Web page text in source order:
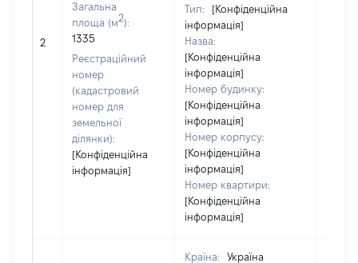
2
Загальна
площа (м2):
1335
Реєстраційний
номер
(кадастровий
номер для
земельної
ділянки):
[Конфіденційна
інформація]
Тип:
[Конфіденційна
інформація]
Назва:
[Конфіденційна
інформація]
Номер будинку:
[Конфіденційна
інформація]
Номер корпусу:
[Конфіденційна
інформація]
Номер квартири:
[Конфіденційна
інформація]
Країна:
Україна